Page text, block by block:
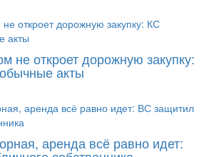
не откроет дорожную закупку:
акты
аренда всё равно идет:
собственника